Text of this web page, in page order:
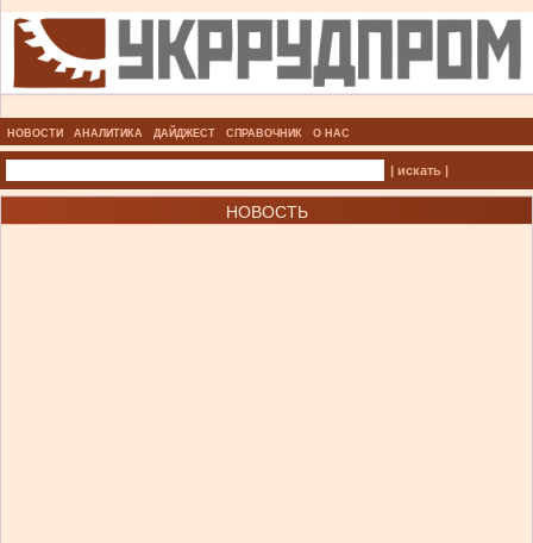
НОВОСТИ АНАЛИТИКА ДАЙДЖЕСТ СПРАВОЧНИК О НАС
| искать |
НОВОСТЬ